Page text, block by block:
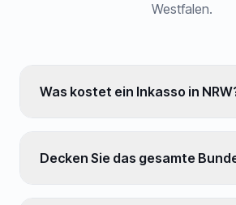
Westfalen.
Was kostet ein Inkasso in
Decken Sie das gesamte